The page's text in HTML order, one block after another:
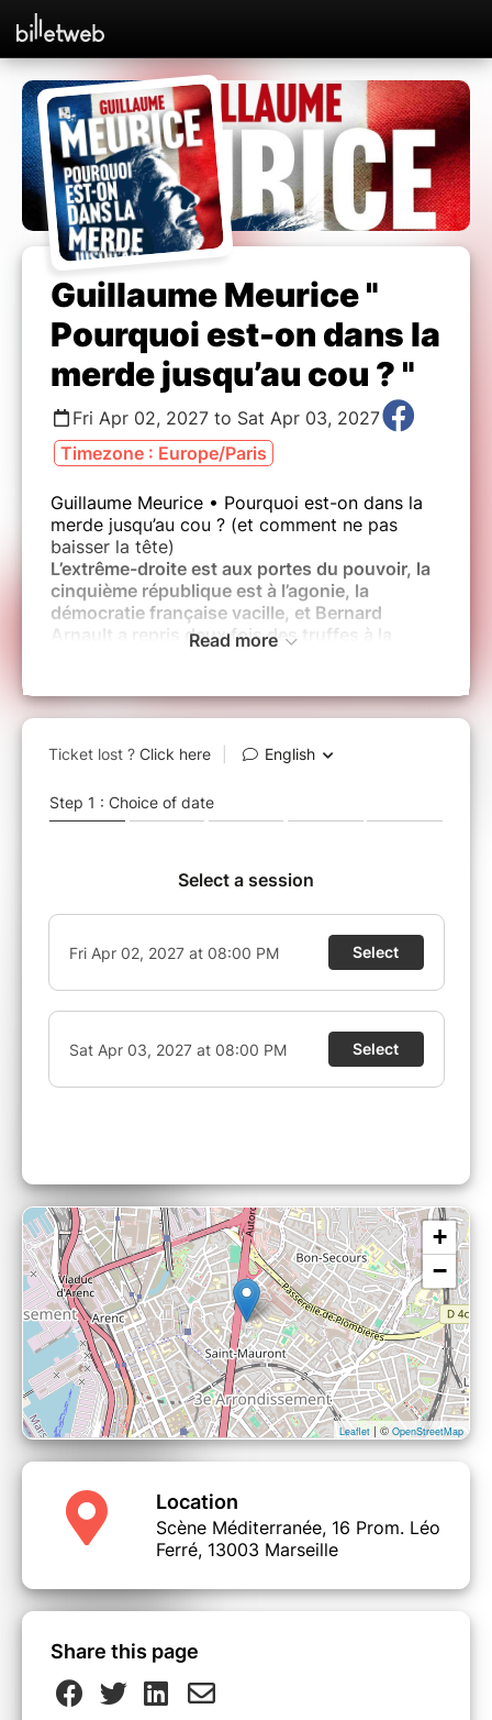
Guillaume Meurice "
Pourquoi est-on dans la
merde jusqu’au cou ? "
Fri Apr 02, 2027 to Sat Apr 03, 2027
Timezone : Europe/Paris
Guillaume Meurice • Pourquoi est-on dans la
merde jusqu’au cou ? (et comment ne pas
baisser la tête)
L’extrême-droite est aux portes du pouvoir, la
cinquième république est à l’agonie, la
démocratie française vacille, et Bernard
Arnault a repris deux fois des truffes à la
Meurice nous explique pourquoi nous en
sommes arrivés là, comment résister et
préparer la suite, pour comme le disait
presque Victor Hugo « étonner la catastrophe
merde ! »
Read more
+
−
Leaflet | ©OpenStreetMap
Location
Scène Méditerranée, 16 Prom. Léo
Ferré, 13003 Marseille
Share this page